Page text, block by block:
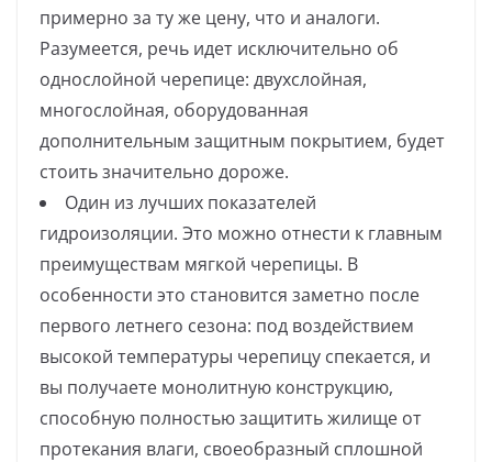
примерно за ту же цену, что и аналоги.
Разумеется, речь идет исключительно об
однослойной черепице: двухслойная,
многослойная, оборудованная
дополнительным защитным покрытием, будет
стоить значительно дороже.
Один из лучших показателей
гидроизоляции. Это можно отнести к главным
преимуществам мягкой черепицы. В
особенности это становится заметно после
первого летнего сезона: под воздействием
высокой температуры черепицу спекается, и
вы получаете монолитную конструкцию,
способную полностью защитить жилище от
протекания влаги, своеобразный сплошной